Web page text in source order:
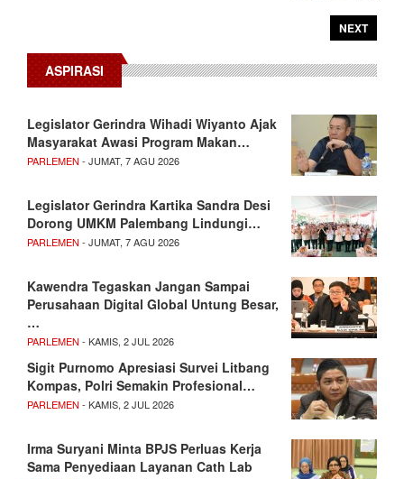
NEXT
ASPIRASI
Legislator Gerindra Wihadi Wiyanto Ajak
Masyarakat Awasi Program Makan…
PARLEMEN - JUMAT, 7 AGU 2026
Legislator Gerindra Kartika Sandra Desi
Dorong UMKM Palembang Lindungi…
PARLEMEN - JUMAT, 7 AGU 2026
Kawendra Tegaskan Jangan Sampai
Perusahaan Digital Global Untung Besar,
…
PARLEMEN - KAMIS, 2 JUL 2026
Sigit Purnomo Apresiasi Survei Litbang
Kompas, Polri Semakin Profesional…
PARLEMEN - KAMIS, 2 JUL 2026
Irma Suryani Minta BPJS Perluas Kerja
Sama Penyediaan Layanan Cath Lab